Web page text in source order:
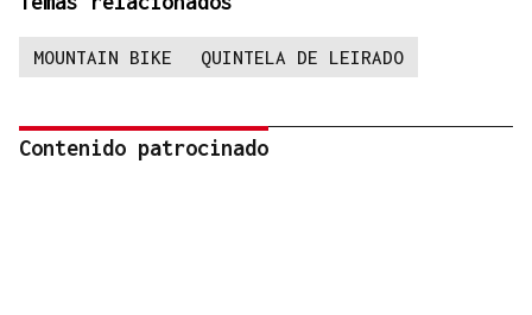
MOUNTAIN BIKE QUINTELA DE LEIRADO
Contenido patrocinado